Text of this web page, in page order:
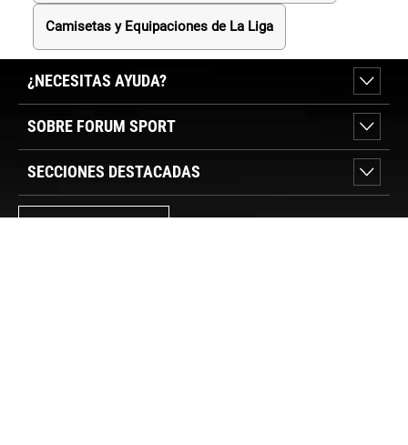
Camisetas y Equipaciones de La Liga
¿NECESITAS AYUDA?
SOBRE FORUM SPORT
SECCIONES DESTACADAS